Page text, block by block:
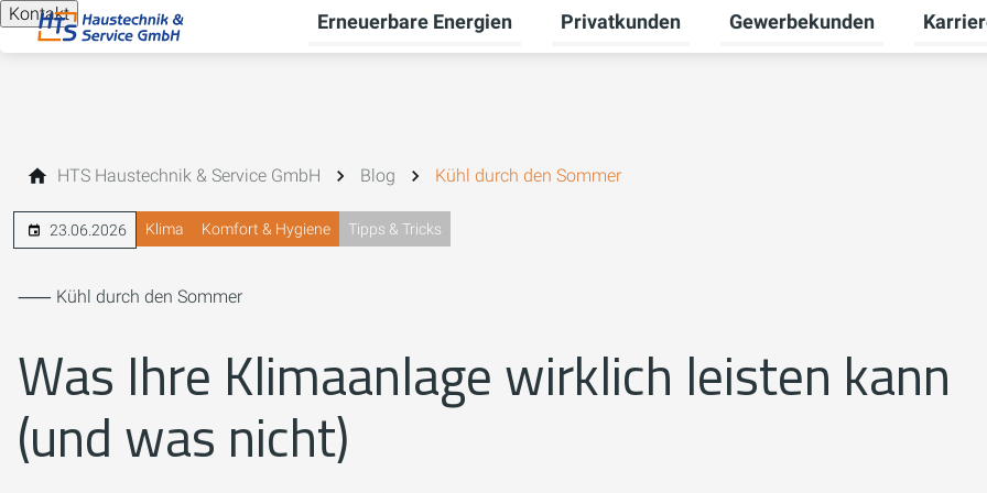
Kontakt Erneuerbare Energien
Untermenü für Erneuerbare Energien umschalten
Privatkunden
Untermenü für Privatkunden
Gewerbekunden
HTS Haustechnik & Service GmbH Blog Kühl durch den Sommer
23.06.2026 Klima Komfort & Hygiene Tipps & Tricks
⸺ Kühl durch den Sommer
Was Ihre Klimaanlage wirklich leisten kann
(und was nicht)